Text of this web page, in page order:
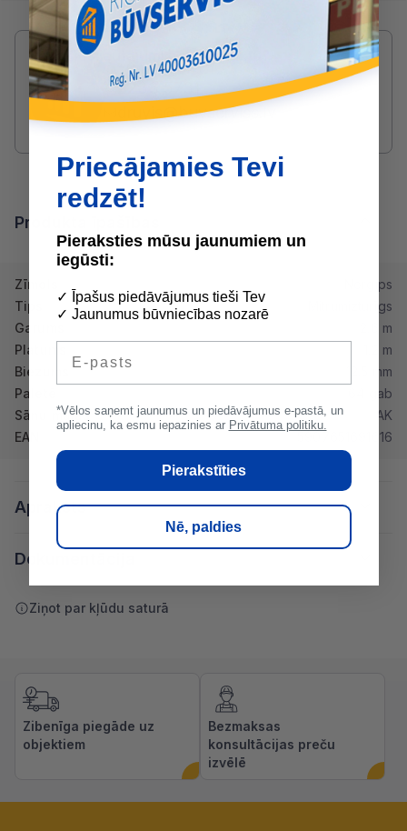
Radušies jautājumi par produktu?
SAZINIES AR DRUVIS:
2233 5731
druvis@buvserviss.lv
Produkta īpašības
Zīmols
Norgips
Tips
Mitrumizturīgs
Garums
2.6 m
Platums
1.2 m
Biezums
12.5 mm
Paletē
64 gab
Sānu malas
AK
EAN
5907651691616
Apraksts
Dokumentācija
Ziņot par kļūdu saturā
Zibenīga piegāde uz
objektiem
Bezmaksas
konsultācijas preču
izvēlē
Priecājamies Tevi
redzēt!
Pieraksties mūsu jaunumiem un
iegūsti:
✓ Īpašus piedāvājumus tieši Tev
✓ Jaunumus būvniecības nozarē
*Vēlos saņemt jaunumus un piedāvājumus e-pastā, un
apliecinu, ka esmu iepazinies ar Privātuma politiku.
Pierakstīties
Nē, paldies